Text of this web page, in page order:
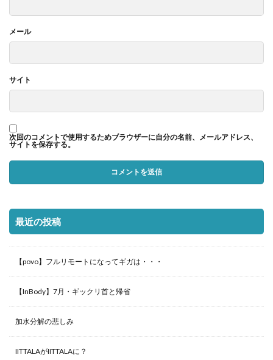
メール
サイト
次回のコメントで使用するためブラウザーに自分の名前、メールアドレス、
サイトを保存する。
最近の投稿
【povo】フルリモートになってギガは・・・
【InBody】7月・ギックリ首と帰省
加水分解の悲しみ
IITTALAがIITTALAに？